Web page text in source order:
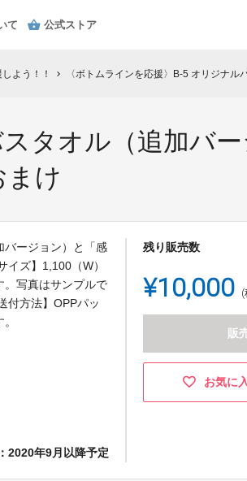
て 公式ストア
よう！！ chevron_right 〈ボトムラインを応援〉B-5 オリジナルバスタオル（追加バージョン・
タオル（追加バ
まけ
バージョン）と「感
ズ】1,100（W）
写真はサンプルで
付方法】OPPパッ
2020年9月以降予定
残り販売数
¥10,000
販
お気に